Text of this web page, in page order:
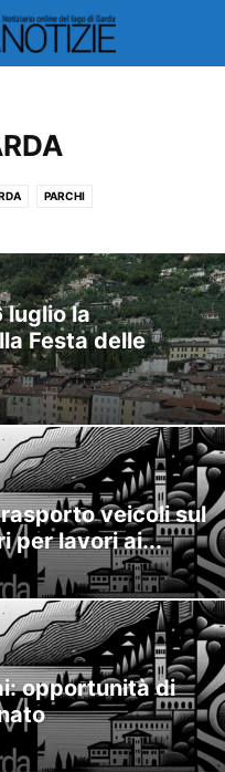
PARCHI
luglio la
Festa delle
veicoli sul
per lavori ai...
opportunità di